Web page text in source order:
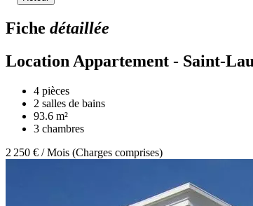
Fiche détaillée
Location Appartement - Saint-
4 pièces
2 salles de bains
93.6 m²
3 chambres
2 250 € / Mois (Charges comprises)